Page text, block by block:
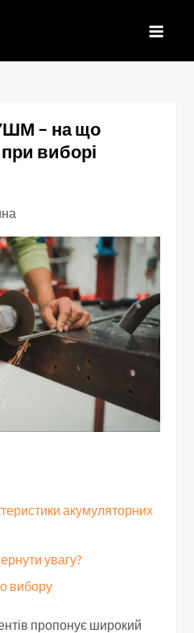
– на що
виборі
акумуляторних
увагу?
вибору
пропонує широкий